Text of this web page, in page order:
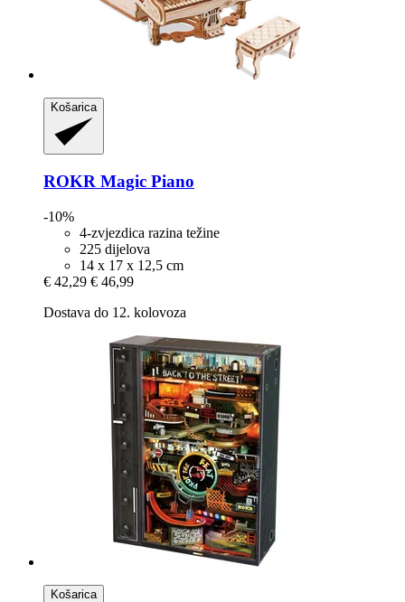
Košarica
ROKR Magic Piano
-10%
4-zvjezdica razina težine
225 dijelova
14 x 17 x 12,5 cm
€ 42,29 € 46,99
Dostava do 12. kolovoza
Košarica